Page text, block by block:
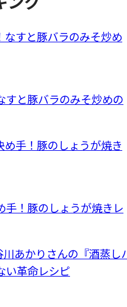
すと豚バラのみそ炒めの
手！豚のしょうが焼きレ